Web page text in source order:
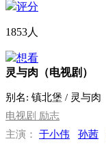
评分
1853人
想看
灵与肉（电视剧）
别名: 镇北堡 / 灵与肉
电视剧 励志
主演： 于小伟 孙茜